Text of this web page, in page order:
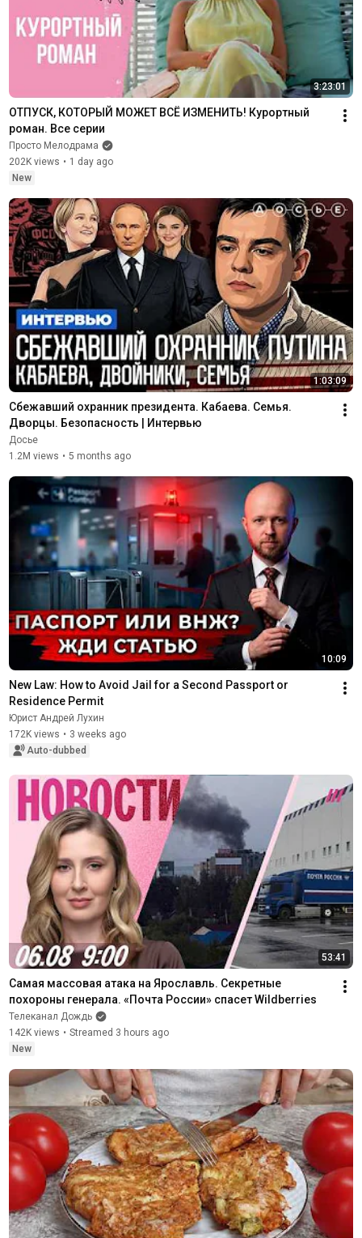
3:23:01
ОТПУСК, КОТОРЫЙ МОЖЕТ ВСЁ ИЗМЕНИТЬ! Курортный
роман. Все серии
Просто Мелодрама
202K views • 1 day ago
New
1:03:09
Сбежавший охранник президента. Кабаева. Семья.
Дворцы. Безопасность | Интервью
Досье
1.2M views • 5 months ago
10:09
New Law: How to Avoid Jail for a Second Passport or
Residence Permit
Юрист Андрей Лухин
172K views • 3 weeks ago
Auto-dubbed
53:41
Самая массовая атака на Ярославль. Секретные
похороны генерала. «Почта России» спасет Wildberries
Телеканал Дождь
142K views • Streamed 3 hours ago
New